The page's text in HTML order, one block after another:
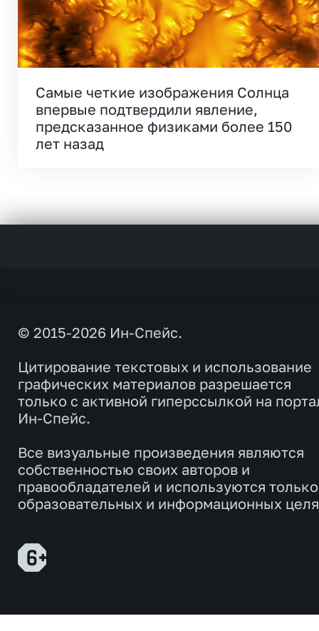
Самые четкие изображения Солнца
впервые подтвердили явление,
предсказанное физиками более 150
лет назад
© 2015-2026 Ин-Спейс.
Цитирование текстовых и использование
графических материалов разрешается
только с активной гиперссылкой на
Ин-Спейс.
Все визуальные произведения являются
собственностью своих авторов и
правообладателей и используются
образовательных и информационных